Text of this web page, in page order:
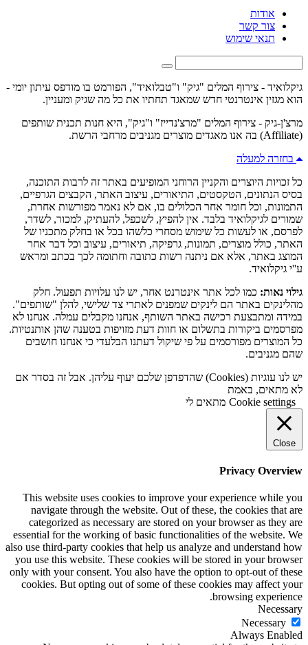
אודות
צור קשר
תנאי שימוש
גיקלואיד - צירוף המלים "גיק" ו"טבלואיד", הפורמט בו מודפס עיתון יומי -
הוא מגזין אינטרנטי חדש שמאגד תחתיו את כל מה שגיק ומעניין.
מרצ'ן-גיק - צירוף המלים "מרצ'נדייז" ו"גיק", היא חנות תכנית שותפים
(Affiliate) בה אנו מאגדים מוצרים מגניבים מרחבי הרשת.
בחזרה למעלה
כל זכויות היוצרים והקניין הרוחני המופיעים באתר זה לרבות התוכנה,
בסיס הנתונים, הטקסטים, התיאורים, עיצוב האתר, הקבצים הגרפיים,
התמונות, וכל חומר אחר הכלולים בו, אם לא נאמר מפורשות אחרת,
שמורים לגיקלואיד בלבד. אין להפיץ, לשכפל, להעתיק, למכור, לשדר,
לפרסם, או לעשות כל שימוש מסחרי כלשהו בכל או בחלק מתכניו של
האתר, כולל מוצרים, תמונות, גרפיקה, תיאורים, עיצוב וכל דבר אחר
המוצג באתר, אלא אם ניתנה רשות כתובה וחתומה לכך בכתב ומראש
ע''י גיקלואיד.
גילוי נאות: כמו לכל אתר אינטרנט אחר, יש לנו עלויות תפעול. חלק
מהלינקים באתר הם לינקים שמפנים לאתרי צד שלישי, להלן "שותפים".
במידה ומתבצעת רכישה באתר השותף, אנחנו מקבלים עמלה. אנחנו לא
מפרסמים ביקורות בתשלום או חוות דעת מזויפות בטענה שהן אותנטיות.
כל המוצרים מפורסמים על פי שיקול דעתנו הבלעדי כי אנחנו חושבים
שהם מגניבים.
יש לנו עוגיות (Cookies) שהדפדפן שלכם יעוף עליהן. אבל זה בסדר אם
לא מתאים, באמת
Cookie settings מתאים לי
Close
Privacy Overview
This website uses cookies to improve your experience while you
navigate through the website. Out of these, the cookies that are
categorized as necessary are stored on your browser as they are
essential for the working of basic functionalities of the website. We
also use third-party cookies that help us analyze and understand how
you use this website. These cookies will be stored in your browser
only with your consent. You also have the option to opt-out of these
cookies. But opting out of some of these cookies may affect your
browsing experience.
Necessary
Necessary
Always Enabled